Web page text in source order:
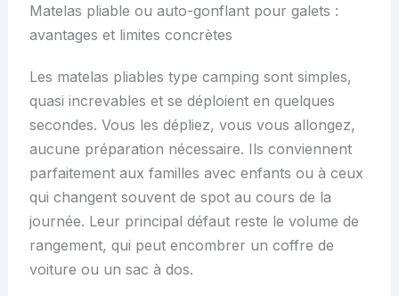
Matelas pliable ou auto-gonflant pour galets :
avantages et limites concrètes
Les matelas pliables type camping sont simples,
quasi increvables et se déploient en quelques
secondes. Vous les dépliez, vous vous allongez,
aucune préparation nécessaire. Ils conviennent
parfaitement aux familles avec enfants ou à ceux
qui changent souvent de spot au cours de la
journée. Leur principal défaut reste le volume de
rangement, qui peut encombrer un coffre de
voiture ou un sac à dos.